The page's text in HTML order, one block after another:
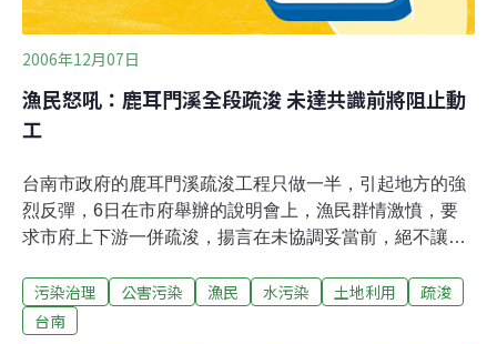
2006年12月07日
漁民怒吼：鹿耳門溪全段疏浚 未達共識前將阻止動
工
台南市政府的鹿耳門溪疏浚工程只做一半，引起地方的強
烈反彈，6日在市府舉辦的說明會上，漁民群情激憤，要
求市府上下游一併疏浚，揚言在未協調妥當前，絕不讓疏
溪變成另一條冬山河的承諾，跑到哪裡去了？不能因漁民
老實好講話，就隨便開「芭樂票」。長期關心中石化污染
污染治理 公害污染 漁民 水污染 土地利用
疏浚
台南